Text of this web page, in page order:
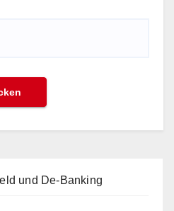
und De-Banking